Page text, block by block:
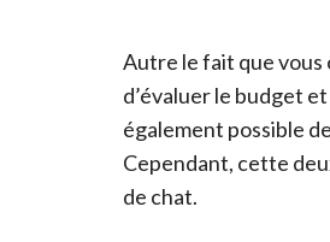
Autre le fait que vous
d’évaluer le budget
également possible
Cependant, cette
de chat.